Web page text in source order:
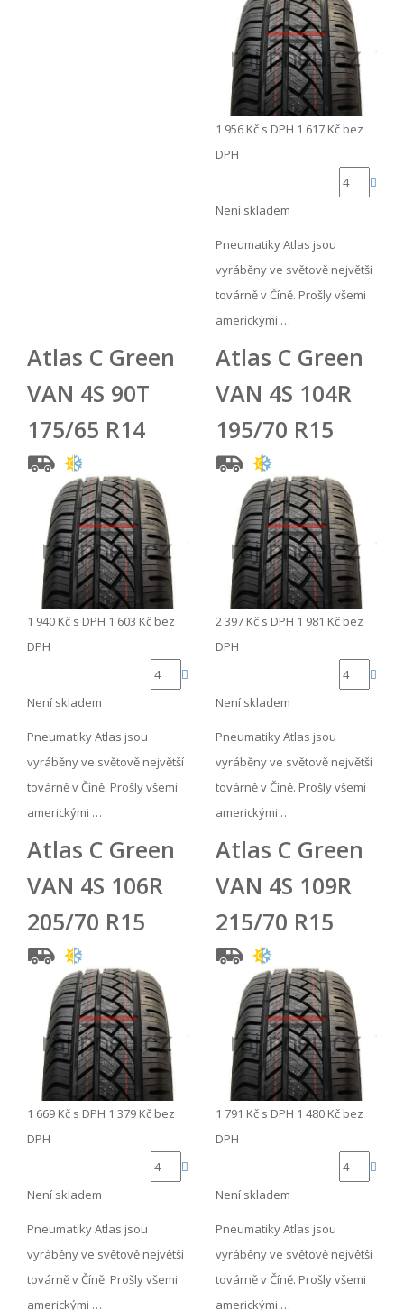
1 956 Kč s DPH 1 617 Kč bez
DPH
Není skladem
Pneumatiky Atlas jsou
vyráběny ve světově největší
továrně v Číně. Prošly všemi
americkými …
Atlas C Green
VAN 4S 90T
175/65 R14
1 940 Kč s DPH 1 603 Kč bez
DPH
Není skladem
Pneumatiky Atlas jsou
vyráběny ve světově největší
továrně v Číně. Prošly všemi
americkými …
Atlas C Green
VAN 4S 104R
195/70 R15
2 397 Kč s DPH 1 981 Kč bez
DPH
Není skladem
Pneumatiky Atlas jsou
vyráběny ve světově největší
továrně v Číně. Prošly všemi
americkými …
Atlas C Green
VAN 4S 106R
205/70 R15
1 669 Kč s DPH 1 379 Kč bez
DPH
Není skladem
Pneumatiky Atlas jsou
vyráběny ve světově největší
továrně v Číně. Prošly všemi
americkými …
Atlas C Green
VAN 4S 109R
215/70 R15
1 791 Kč s DPH 1 480 Kč bez
DPH
Není skladem
Pneumatiky Atlas jsou
vyráběny ve světově největší
továrně v Číně. Prošly všemi
americkými …